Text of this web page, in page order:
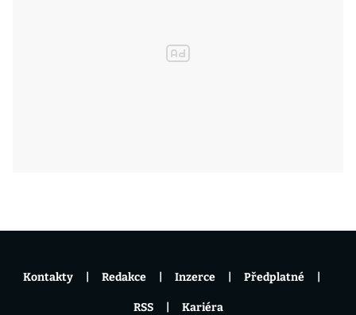
Kontakty Redakce Inzerce Předplatné
RSS Kariéra